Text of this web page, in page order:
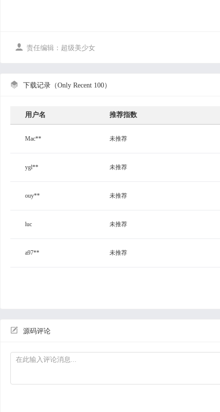
 责任编辑：超级美少女
 下载记录（Only Recent 100）
用户名 推荐指数
Mac** 未推荐
ygl** 未推荐
ouy** 未推荐
luc 未推荐
a97** 未推荐
 源码评论